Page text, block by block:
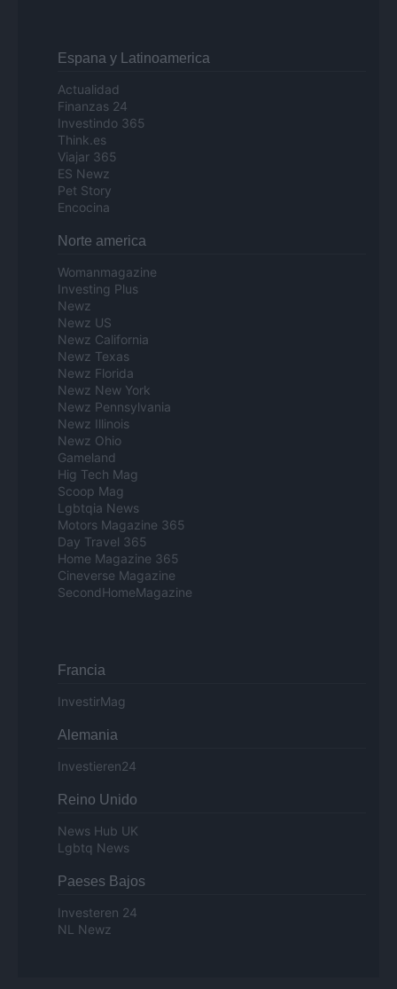
Espana y Latinoamerica
Actualidad
Finanzas 24
Investindo 365
Think.es
Viajar 365
ES Newz
Pet Story
Encocina
Norte america
Womanmagazine
Investing Plus
Newz
Newz US
Newz California
Newz Texas
Newz Florida
Newz New York
Newz Pennsylvania
Newz Illinois
Newz Ohio
Gameland
Hig Tech Mag
Scoop Mag
Lgbtqia News
Motors Magazine 365
Day Travel 365
Home Magazine 365
Cineverse Magazine
SecondHomeMagazine
Francia
InvestirMag
Alemania
Investieren24
Reino Unido
News Hub UK
Lgbtq News
Paeses Bajos
Investeren 24
NL Newz